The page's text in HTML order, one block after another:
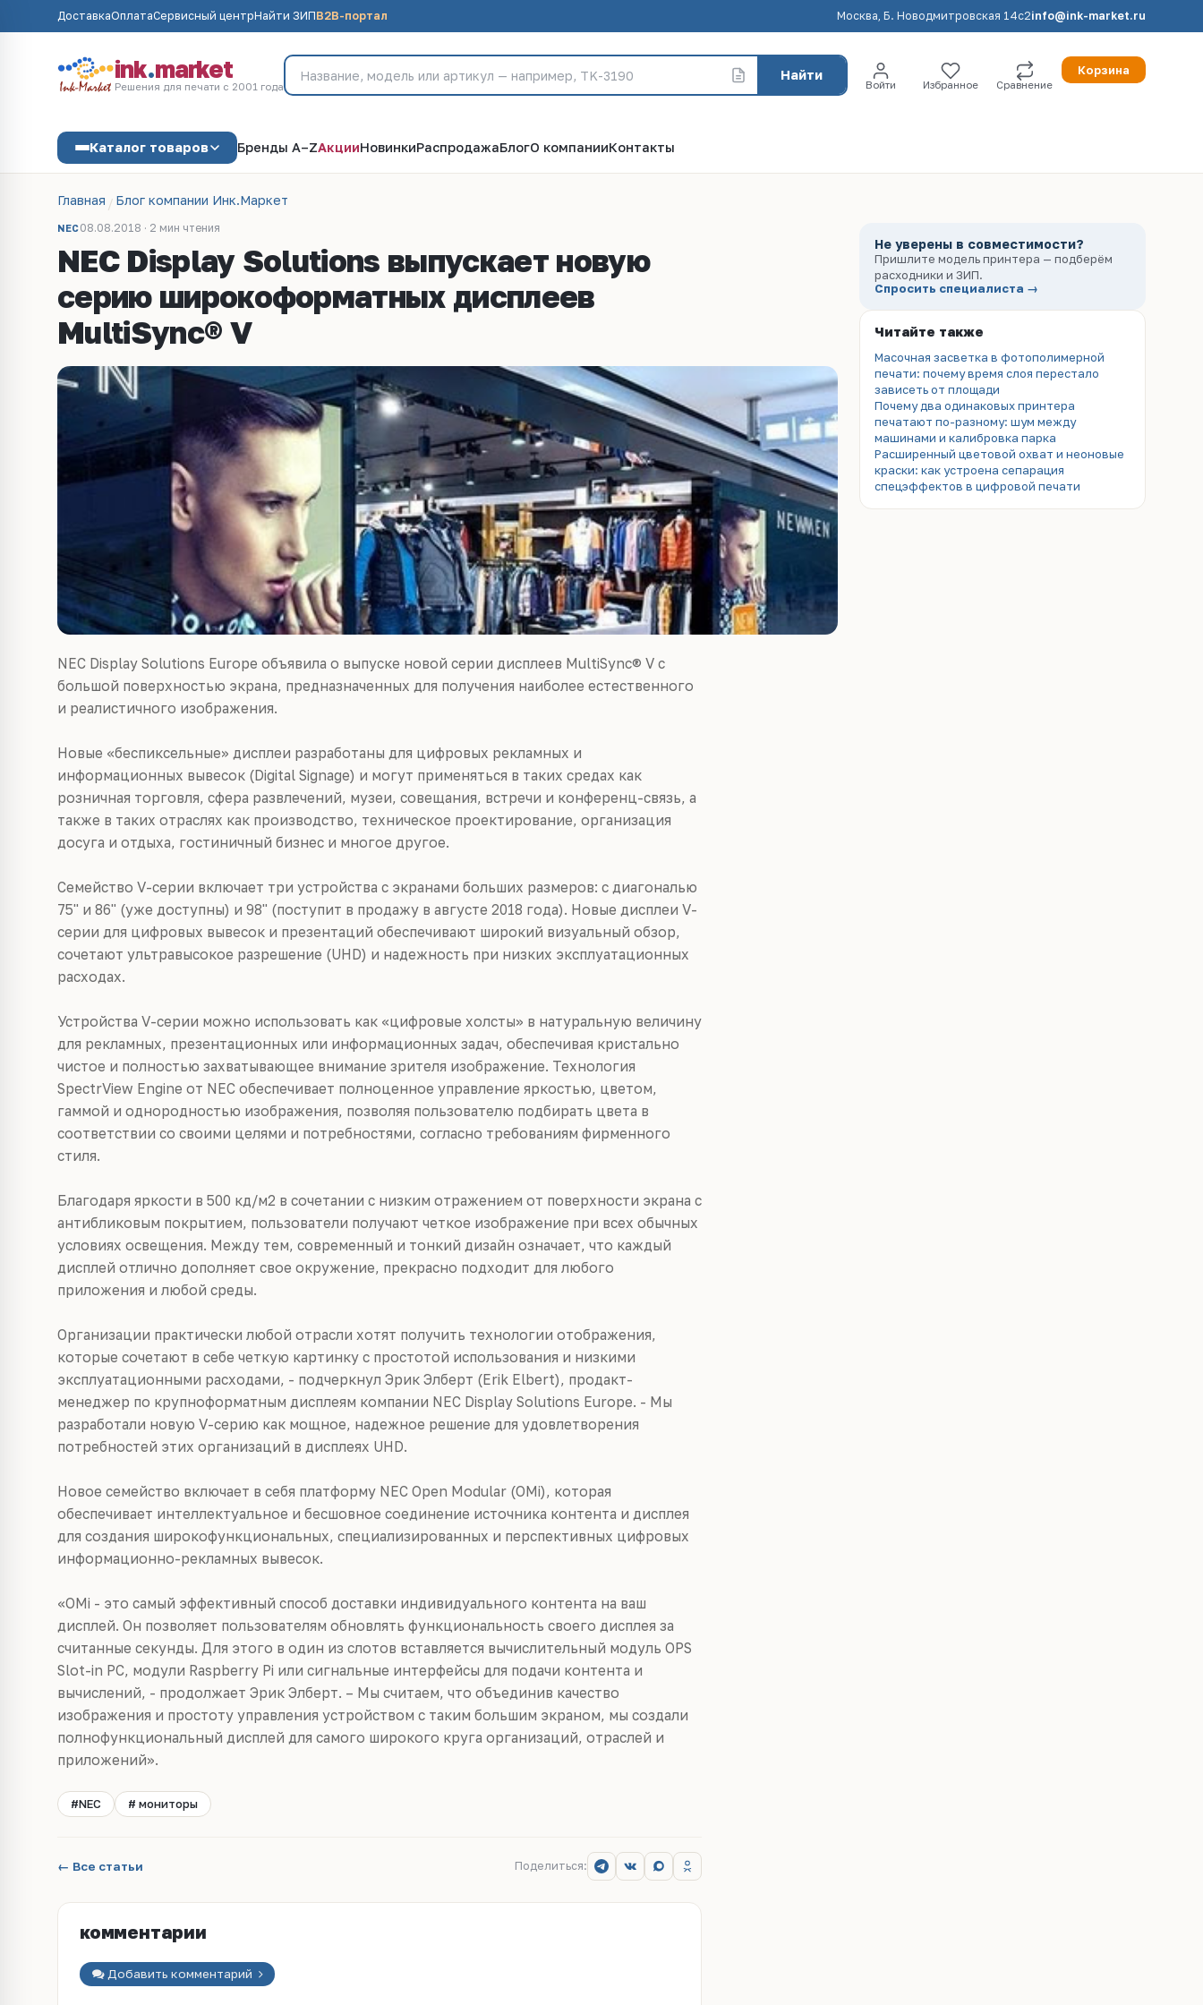
ДоставкаОплатаСервисный центрНайти ЗИПB2B-портал Москва, Б. Новодмитровская 14с2info@ink-market.ru
ink.market
Решения для печати с 2001 года
Найти
Войти Избранное Сравнение
Корзина
Каталог товаров Бренды A–ZАкцииНовинкиРаспродажаБлогО компанииКонтакты
Главная Блог компании Инк.Маркет
NEC08.08.2018 · 2 мин чтения
NEC Display Solutions выпускает новую
серию широкоформатных дисплеев
MultiSync® V
NEC Display Solutions Europe объявила о выпуске новой серии дисплеев MultiSync® V с
большой поверхностью экрана, предназначенных для получения наиболее естественного
и реалистичного изображения.
Новые «беспиксельные» дисплеи разработаны для цифровых рекламных и
информационных вывесок (Digital Signage) и могут применяться в таких средах как
розничная торговля, сфера развлечений, музеи, совещания, встречи и конференц-связь, а
также в таких отраслях как производство, техническое проектирование, организация
досуга и отдыха, гостиничный бизнес и многое другое.
Семейство V-серии включает три устройства с экранами больших размеров: с диагональю
75" и 86" (уже доступны) и 98" (поступит в продажу в августе 2018 года). Новые дисплеи V-
серии для цифровых вывесок и презентаций обеспечивают широкий визуальный обзор,
сочетают ультравысокое разрешение (UHD) и надежность при низких эксплуатационных
расходах.
Устройства V-серии можно использовать как «цифровые холсты» в натуральную величину
для рекламных, презентационных или информационных задач, обеспечивая кристально
чистое и полностью захватывающее внимание зрителя изображение. Технология
SpectrView Engine от NEC обеспечивает полноценное управление яркостью, цветом,
гаммой и однородностью изображения, позволяя пользователю подбирать цвета в
соответствии со своими целями и потребностями, согласно требованиям фирменного
стиля.
Благодаря яркости в 500 кд/м2 в сочетании с низким отражением от поверхности экрана с
антибликовым покрытием, пользователи получают четкое изображение при всех обычных
условиях освещения. Между тем, современный и тонкий дизайн означает, что каждый
дисплей отлично дополняет свое окружение, прекрасно подходит для любого
приложения и любой среды.
Организации практически любой отрасли хотят получить технологии отображения,
которые сочетают в себе четкую картинку с простотой использования и низкими
эксплуатационными расходами, - подчеркнул Эрик Элберт (Erik Elbert), продакт-
менеджер по крупноформатным дисплеям компании NEC Display Solutions Europe. - Мы
разработали новую V-серию как мощное, надежное решение для удовлетворения
потребностей этих организаций в дисплеях UHD.
Новое семейство включает в себя платформу NEC Open Modular (OMi), которая
обеспечивает интеллектуальное и бесшовное соединение источника контента и дисплея
для создания широкофункциональных, специализированных и перспективных цифровых
информационно-рекламных вывесок.
«OMi - это самый эффективный способ доставки индивидуального контента на ваш
дисплей. Он позволяет пользователям обновлять функциональность своего дисплея за
считанные секунды. Для этого в один из слотов вставляется вычислительный модуль OPS
Slot-in PC, модули Raspberry Pi или сигнальные интерфейсы для подачи контента и
вычислений, - продолжает Эрик Элберт. – Мы считаем, что объединив качество
изображения и простоту управления устройством с таким большим экраном, мы создали
полнофункциональный дисплей для самого широкого круга организаций, отраслей и
приложений».
#NEC # мониторы
← Все статьи Поделиться:
комментарии
Добавить комментарий
Не уверены в совместимости?
Пришлите модель принтера — подберём
расходники и ЗИП.
Спросить специалиста →
Читайте также
Масочная засветка в фотополимерной
печати: почему время слоя перестало
зависеть от площади
Почему два одинаковых принтера
печатают по-разному: шум между
машинами и калибровка парка
Расширенный цветовой охват и неоновые
краски: как устроена сепарация
спецэффектов в цифровой печати